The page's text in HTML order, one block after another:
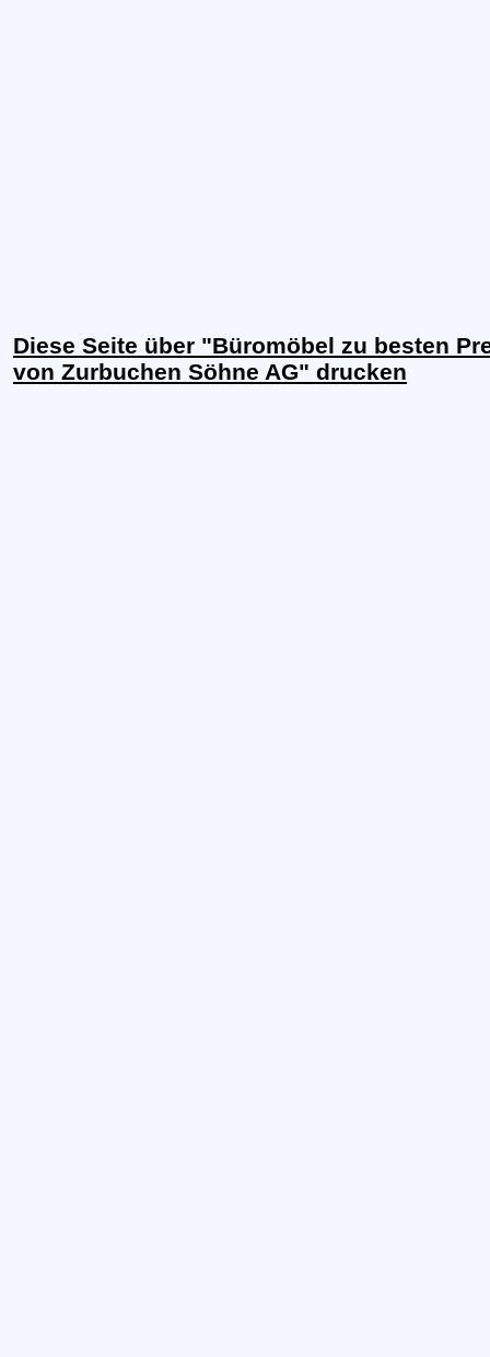
Diese Seite über "Büromöbel zu besten
von Zurbuchen Söhne AG" drucken